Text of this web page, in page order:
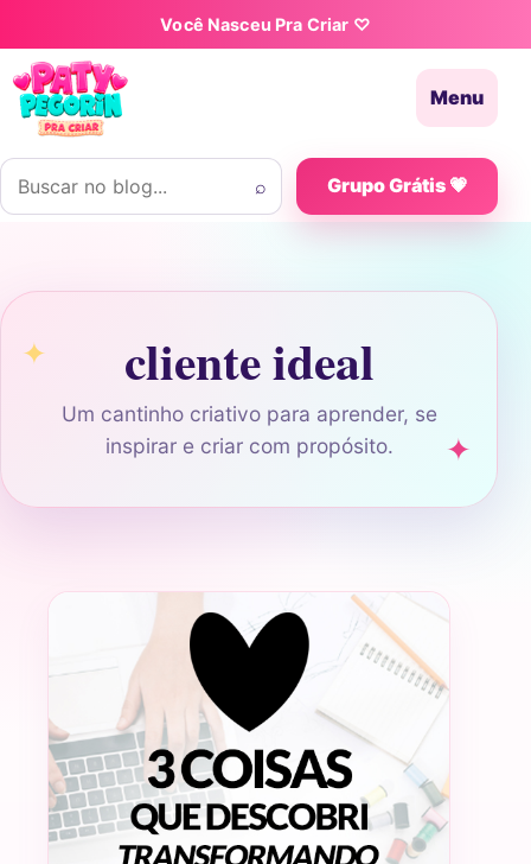
Pular para o conteúdoVocê Nasceu Pra Criar ♡
Menu
Buscar por:
⌕ Grupo Grátis 💗
cliente ideal
Um cantinho criativo para aprender, se
inspirar e criar com propósito.